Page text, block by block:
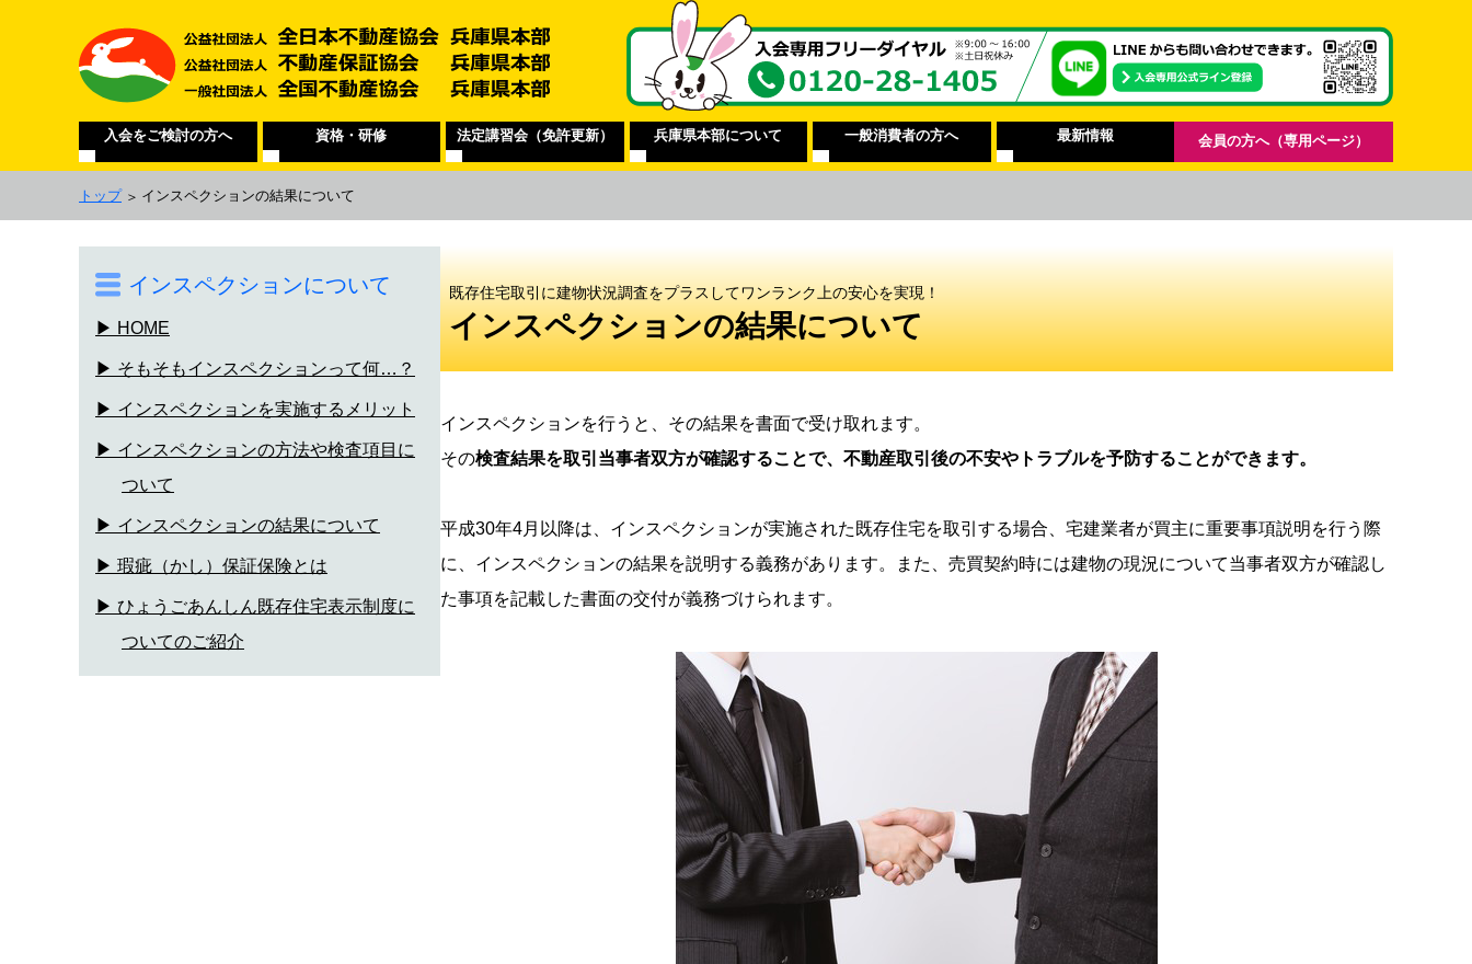
入会をご検討の方へ 資格・研修 法定講習会（免許更新） 兵庫県本部について 一般消費者の方へ 最新情報 会員の方へ（専用ページ）
トップ インスペクションの結果について
インスペクションについて
▶ HOME
▶ そもそもインスペクションって何…？
▶ インスペクションを実施するメリット
▶ インスペクションの方法や検査項目に
ついて
▶ インスペクションの結果について
▶ 瑕疵（かし）保証保険とは
▶ ひょうごあんしん既存住宅表示制度に
ついてのご紹介
既存住宅取引に建物状況調査をプラスしてワンランク上の安心を実現！
インスペクションの結果について
インスペクションを行うと、その結果を書面で受け取れます。
その検査結果を取引当事者双方が確認することで、不動産取引後の不安やトラブルを予防することができます。
平成30年4月以降は、インスペクションが実施された既存住宅を取引する場合、宅建業者が買主に重要事項説明を行う際
に、インスペクションの結果を説明する義務があります。また、売買契約時には建物の現況について当事者双方が確認し
た事項を記載した書面の交付が義務づけられます。